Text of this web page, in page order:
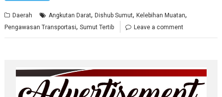
Daerah Angkutan Darat,Dishub Sumut,Kelebihan Muatan,
Pengawasan Transportasi,Sumut Tertib Leave a comment